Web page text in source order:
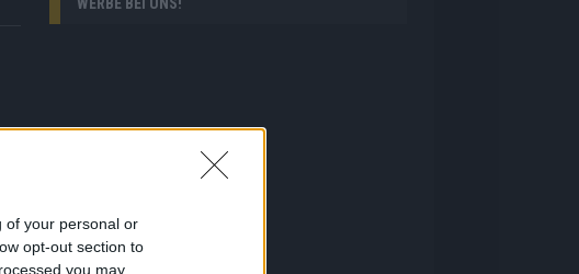
of your personal or
opt-out section to
you may